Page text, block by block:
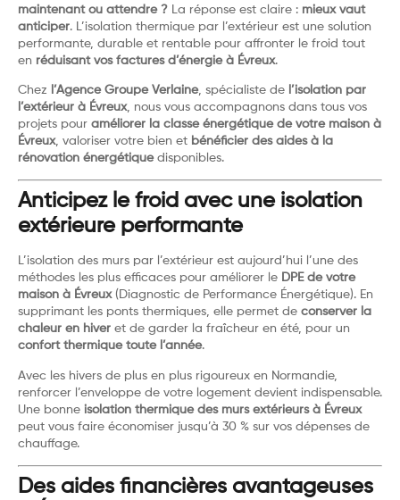
maintenant ou attendre ? La réponse est claire : mieux vaut
anticiper. L’isolation thermique par l’extérieur est une solution
performante, durable et rentable pour affronter le froid tout
en réduisant vos factures d’énergie à Évreux.
Chez l’Agence Groupe Verlaine, spécialiste de l’isolation par
l’extérieur à Évreux, nous vous accompagnons dans tous vos
projets pour améliorer la classe énergétique de votre maison à
Évreux, valoriser votre bien et bénéficier des aides à la
rénovation énergétiquedisponibles.
Anticipez le froid avec une isolation
extérieure performante
L’isolation des murs par l’extérieur est aujourd’hui l’une des
méthodes les plus efficaces pour améliorer le DPE de votre
maison à Évreux(Diagnostic de Performance Énergétique). En
supprimant les ponts thermiques, elle permet de conserver la
chaleur en hiver et de garder la fraîcheur en été, pour un
confort thermique toute l’année.
Avec les hivers de plus en plus rigoureux en Normandie,
renforcer l’enveloppe de votre logement devient indispensable.
Une bonne isolation thermique des murs extérieurs à Évreux
peut vous faire économiser jusqu’à 30 % sur vos dépenses de
chauffage.
Des aides financières avantageuses